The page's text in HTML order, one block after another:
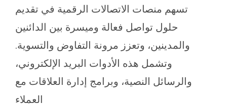
تسهم منصات الاتصالات الرقمية في تقديم
حلول تواصل فعالة وميسرة بين الدائنين
والمدينين، وتعزز مرونة التفاوض والتسوية.
وتشمل هذه الأدوات البريد الإلكتروني،
والرسائل النصية، وبرامج إدارة العلاقات مع
العملاء